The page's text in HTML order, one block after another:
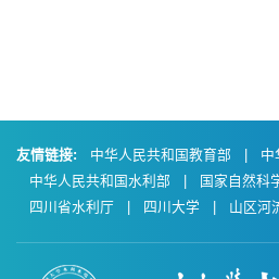
友情链接: 中华人民共和国教育部 中
中华人民共和国水利部
国家自然科
四川省水利厅
四川大学 山区河